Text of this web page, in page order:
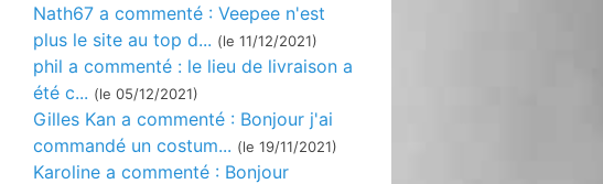
Nath67 a commenté : Veepee n'est
plus le site au top d... (le 11/12/2021)
phil a commenté : le lieu de livraison a
été c... (le 05/12/2021)
Gilles Kan a commenté : Bonjour j'ai
commandé un costum... (le 19/11/2021)
Karoline a commenté : Bonjour